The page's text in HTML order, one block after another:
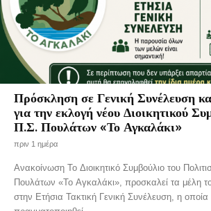
Πρόσκληση σε Γενική Συνέλευση
για την εκλογή νέου Διοικητικού
Π.Σ. Πουλάτων «Το Αγκαλάκι»
πριν 1 ημέρα
Ανακοίνωση Το Διοικητικό Συμβούλιο του
Πουλάτων «Το Αγκαλάκι», προσκαλεί τα μέλη
στην Ετήσια Τακτική Γενική Συνέλευση, η οποία